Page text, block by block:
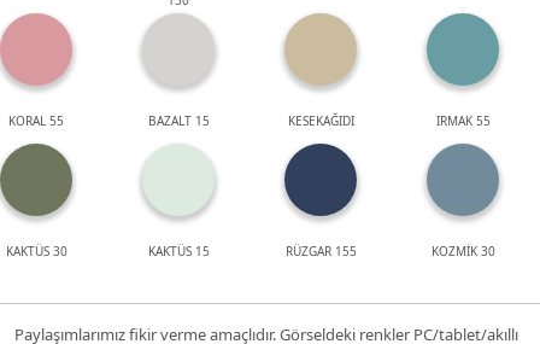
KORAL 55 BAZALT 15 KESEKAĞIDI IRMAK 55
KAKTÜS 30 KAKTÜS 15 RÜZGAR 155 KOZMİK 30
Paylaşımlarımız fikir verme amaçlıdır. Görseldeki renkler PC/tablet/akıllı